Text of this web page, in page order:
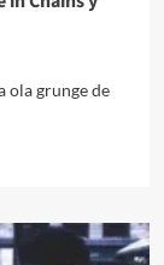
ola grunge de